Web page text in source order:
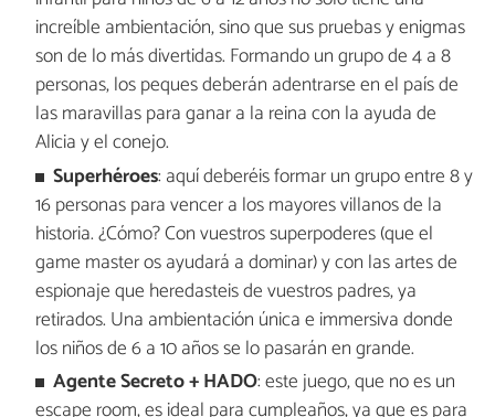
increíble ambientación, sino que sus pruebas y enigmas
son de lo más divertidas. Formando un grupo de 4 a 8
personas, los peques deberán adentrarse en el país de
las maravillas para ganar a la reina con la ayuda de
Alicia y el conejo.
Superhéroes: aquí deberéis formar un grupo entre 8 y
16 personas para vencer a los mayores villanos de la
historia. ¿Cómo? Con vuestros superpoderes (que el
game master os ayudará a dominar) y con las artes de
espionaje que heredasteis de vuestros padres, ya
retirados. Una ambientación única e immersiva donde
los niños de 6 a 10 años se lo pasarán en grande.
Agente Secreto + HADO: este juego, que no es un